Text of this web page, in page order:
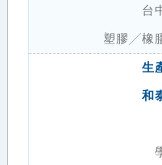
台
塑膠╱橡
生
和